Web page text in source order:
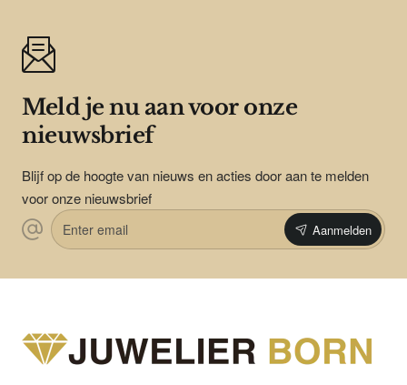
Meld je nu aan voor onze
nieuwsbrief
Blijf op de hoogte van nieuws en acties door aan te melden
voor onze nieuwsbrief
Enter
email
Aanmelden